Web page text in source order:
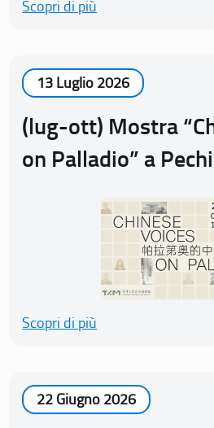
Scopri di più
13 Luglio 2026
(lug-ott) Mostra
on Palladio” a
Scopri di più
22 Giugno 2026